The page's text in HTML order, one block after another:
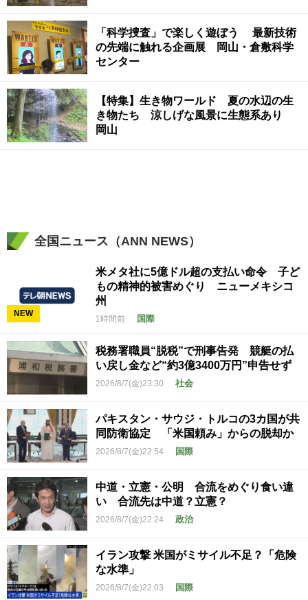
「科学捜査」で楽しく遊ぼう 最新技術
の先端に触れる企画展 岡山・倉敷科学
センター
【特集】生き物ワールド 夏の水辺の生
き物たち 涼しげな風景に生態系あり
岡山
全国ニュース（ANN NEWS）
NEW
米メタ社に5億ドル超の支払い命令 子ど
もの精神的被害めぐり ニューメキシコ
州
1時間前 国際
税務署職員“脱税”で刑事告発 競艇の払
い戻し金など“約3億3400万円”申告せず
2026/8/7(金)23:30 社会
パキスタン・サウジ・トルコの3カ国が共
同防衛協定 「米国頼み」からの脱却か
2026/8/7(金)22:54 国際
中道・立憲・公明 合流をめぐり食い違
い 合流先は中道？立憲？
2026/8/7(金)22:24 政治
イラン攻撃 米国がミサイル不足？「危険
な水準」
2026/8/7(金)22:03 国際